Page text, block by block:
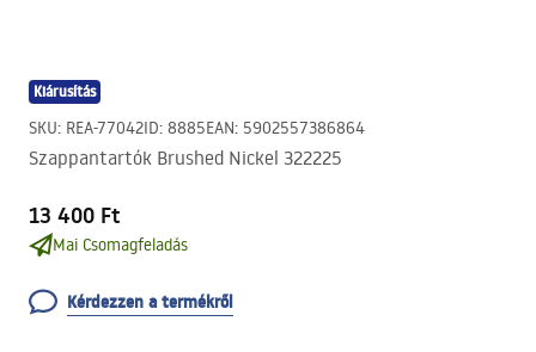
Kiárusítás
SKU: REA-77042ID: 8885EAN: 5902557386864
Szappantartók Brushed Nickel 322225
13 400 Ft
Mai Csomagfeladás
Kérdezzen a termékről